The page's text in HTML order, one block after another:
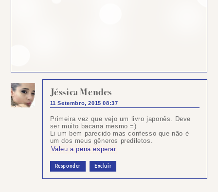
Jéssica Mendes
11 Setembro, 2015 08:37
Primeira vez que vejo um livro japonês. Deve
ser muito bacana mesmo =)
Li um bem parecido mas confesso que não é
um dos meus gêneros prediletos.
Valeu a pena esperar
Responder Excluir